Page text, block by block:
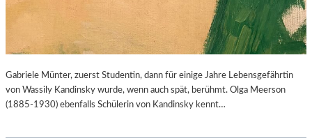
Gabriele Münter, zuerst Studentin, dann für einige Jahre Lebensgefährtin
von Wassily Kandinsky wurde, wenn auch spät, berühmt. Olga Meerson
(1885-1930) ebenfalls Schülerin von Kandinsky kennt…